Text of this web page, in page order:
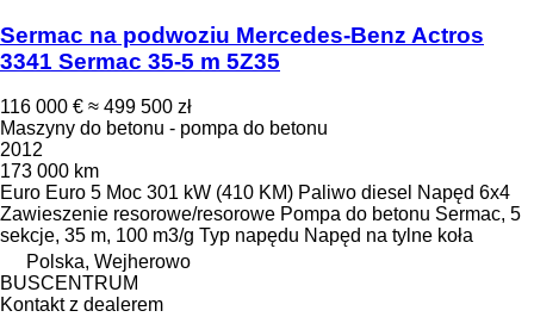
Sermac na podwoziu Mercedes-Benz Actros
3341 Sermac 35-5 m 5Z35
116 000 € ≈ 499 500 zł
Maszyny do betonu - pompa do betonu
2012
173 000 km
Euro Euro 5 Moc 301 kW (410 KM) Paliwo diesel Napęd 6x4
Zawieszenie resorowe/resorowe Pompa do betonu Sermac, 5
sekcje, 35 m, 100 m3/g Typ napędu Napęd na tylne koła
Polska, Wejherowo
BUSCENTRUM
Kontakt z dealerem